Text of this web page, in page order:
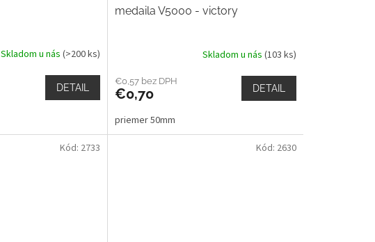
Skladom u nás (>200 ks)
DETAIL
medaila V5000 - victory
Skladom u nás (103 ks)
€0,57 bez DPH
€0,70 DETAIL
priemer 50mm
Kód: 2733 Kód: 2630